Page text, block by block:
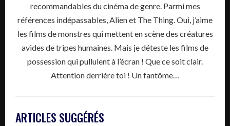
recommandables du cinéma de genre. Parmi mes
références indépassables, Alien et The Thing. Oui, j’aime
les films de monstres qui mettent en scène des créatures
avides de tripes humaines. Mais je déteste les films de
possession qui pullulent à l’écran ! Que ce soit clair.
Attention derrière toi ! Un fantôme…
ARTICLES SUGGÉRÉS